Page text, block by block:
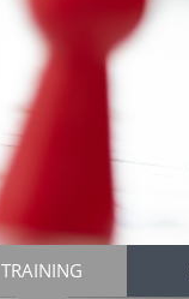
TRAINING